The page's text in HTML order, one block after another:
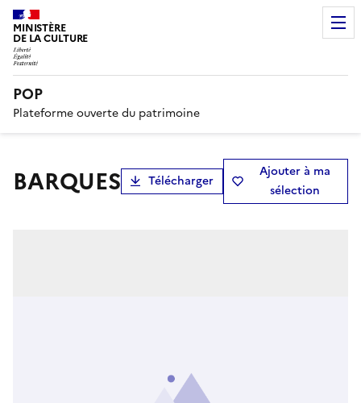
MINISTÈRE
DE LA CULTURE
POP
Plateforme ouverte du patrimoine
BARQUES Télécharger
Ajouter à ma
sélection